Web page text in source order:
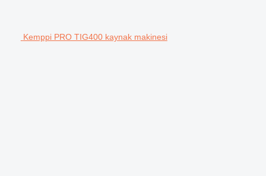
Kemppi PRO TIG400 kaynak makinesi